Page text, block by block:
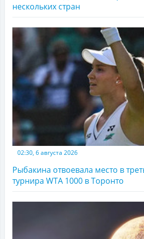
нескольких стран
02:30, 6 августа 2026
Рыбакина отвоевала место в
турнира WTA 1000 в Торонто